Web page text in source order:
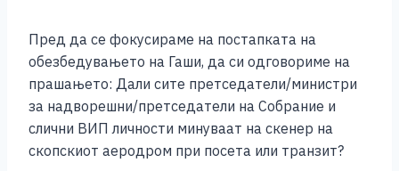
e
b
o
o
k
e
n
g
er
er s
A
p
p
l y
Li
n
k
Пред да се фокусираме на постапката на
обезбедувањето на Гаши, да си одговориме на
прашањето: Дали сите претседатели/министри
за надворешни/претседатели на Собрание и
слични ВИП личности минуваат на скенер на
скопскиот аеродром при посета или транзит?